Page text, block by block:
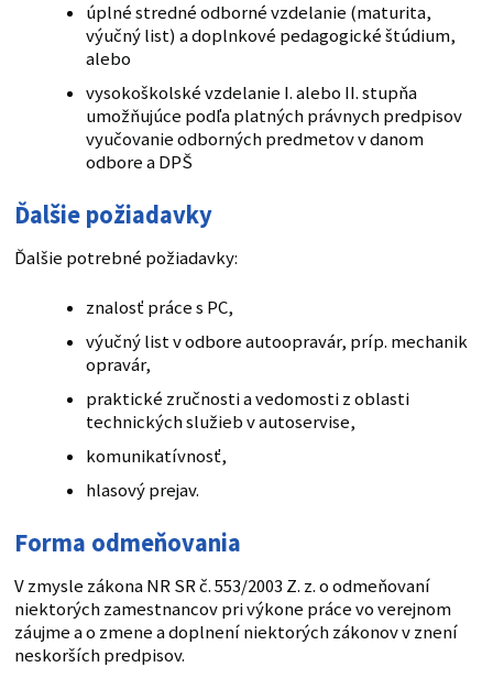
úplné stredné odborné vzdelanie (maturita,
výučný list) a doplnkové pedagogické štúdium,
alebo
vysokoškolské vzdelanie I. alebo II. stupňa
umožňujúce podľa platných právnych predpisov
vyučovanie odborných predmetov v danom
odbore a DPŠ
Ďalšie požiadavky
Ďalšie potrebné požiadavky:
znalosť práce s PC,
výučný list v odbore autoopravár, príp. mechanik
opravár,
praktické zručnosti a vedomosti z oblasti
technických služieb v autoservise,
komunikatívnosť,
hlasový prejav.
Forma odmeňovania
V zmysle zákona NR SR č. 553/2003 Z. z. o odmeňovaní
niektorých zamestnancov pri výkone práce vo verejnom
záujme a o zmene a doplnení niektorých zákonov v znení
neskorších predpisov.